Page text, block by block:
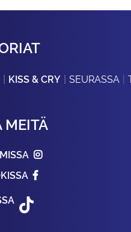
KISS & CRY SEURASSA
MEITÄ